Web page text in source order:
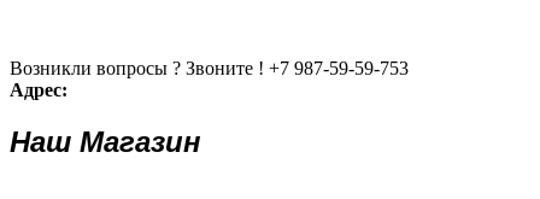
Возникли вопросы ? Звоните ! +7 987-59-59-753
Адрес:
Наш Магазин